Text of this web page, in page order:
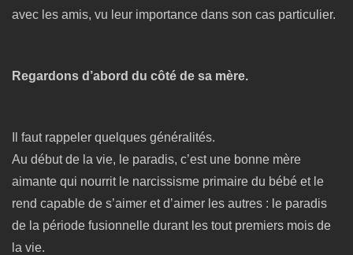
avec les amis, vu leur importance dans son cas particulier.
Regardons d’abord du côté de sa mère.
Il faut rappeler quelques généralités.
Au début de la vie, le paradis, c’est une bonne mère
aimante qui nourrit le narcissisme primaire du bébé et le
rend capable de s’aimer et d’aimer les autres : le paradis
de la période fusionnelle durant les tout premiers mois de
la vie.